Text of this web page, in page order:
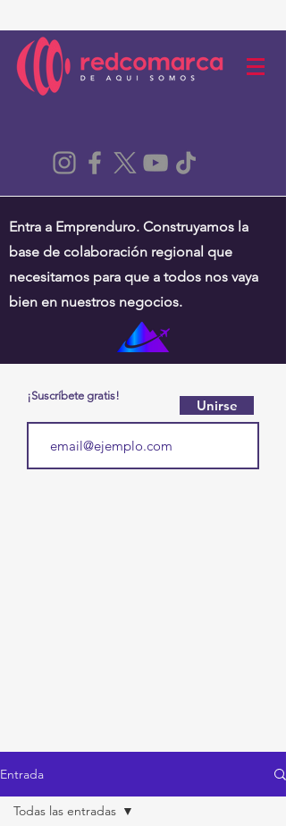
Entra a Emprenduro. Construyamos la
base de colaboración regional que
necesitamos para que a todos nos vaya
bien en nuestros negocios.
¡Suscríbete gratis!
Unirse
Entrada
Todas las entradas